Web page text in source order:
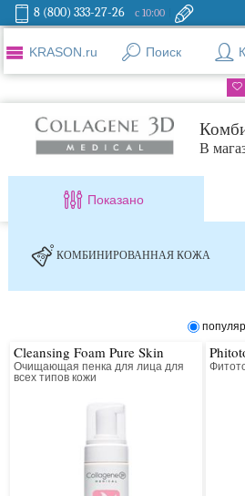
8 (800) 333-27-26 с 10:00
KRASON.ru Поиск
В
Показано
КОМБИНИРОВАННАЯ КОЖА
Cleansing Foam Pure Skin
Очищающая пенка для лица для
всех типов кожи